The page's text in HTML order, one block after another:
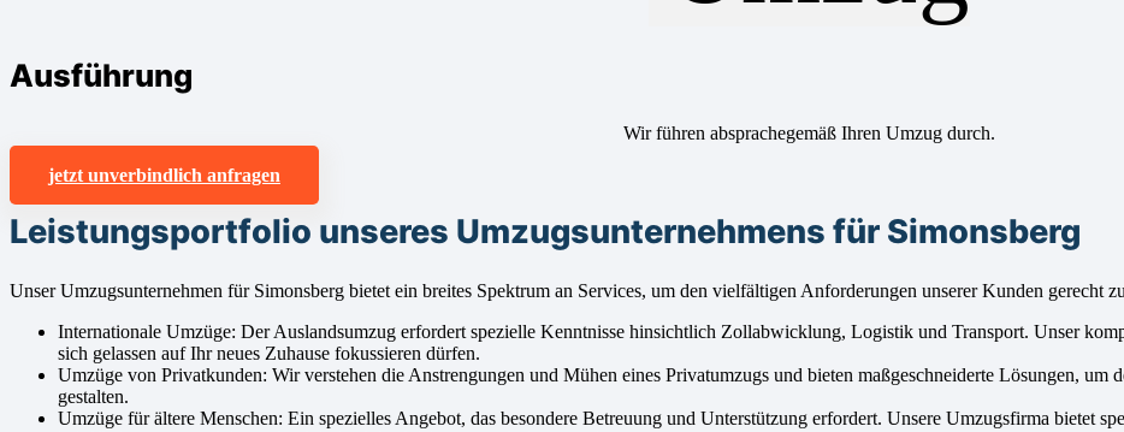
Ausführung
Wir führen absprachegemäß Ihren Umzug durch.
jetzt unverbindlich anfragen
Leistungsportfolio unseres Umzugsunternehmens für Simonsberg
Unser Umzugsunternehmen für Simonsberg bietet ein breites Spektrum an Services, um den vielfältigen Anforderungen unserer Kunden gerecht
Internationale Umzüge: Der Auslandsumzug erfordert spezielle Kenntnisse hinsichtlich Zollabwicklung, Logistik und Transport. Unser
sich gelassen auf Ihr neues Zuhause fokussieren dürfen.
Umzüge von Privatkunden: Wir verstehen die Anstrengungen und Mühen eines Privatumzugs und bieten maßgeschneiderte Lösungen, um
gestalten.
Umzüge für ältere Menschen: Ein spezielles Angebot, das besondere Betreuung und Unterstützung erfordert. Unsere Umzugsfirma bietet